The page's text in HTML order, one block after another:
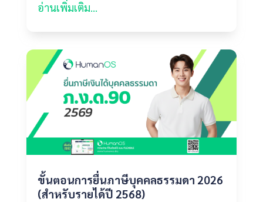
อ่านเพิ่มเติม...
ขั้นตอนการยื่นภาษีบุคคลธรรมดา 2026
(สำหรับรายได้ปี 2568)